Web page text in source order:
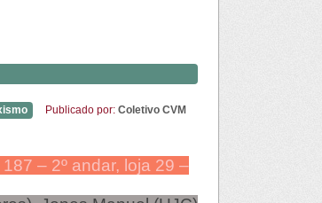
Publicado por: Coletivo CVM
– 2º andar, loja 29 –